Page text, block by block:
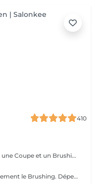
410
Le Forfait Coupe Coiffage contient une Coupe et un Brushing. Dépendant de la longueur des cheveux, le prix peut varier. En cas de questions veuillez appeler au +352 26 31 07 11.
Le Forfait Brushing contient uniquement le Brushing. Dépendant de la longueur des cheveux, le prix peut varier. En cas de questions veuillez appeler au +352 26 31 07 11.